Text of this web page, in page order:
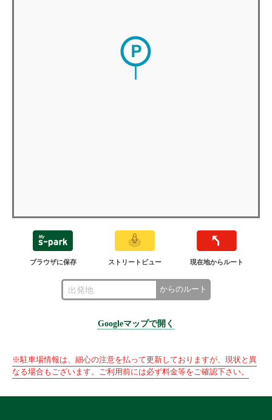
ブラウザに保存 ストリートビュー 現在地からルート
からのルート
Googleマップで開く
※駐車場情報は、細心の注意を払って更新しておりますが、現状と異
なる場合もございます。ご利用前には必ず料金等をご確認下さい。